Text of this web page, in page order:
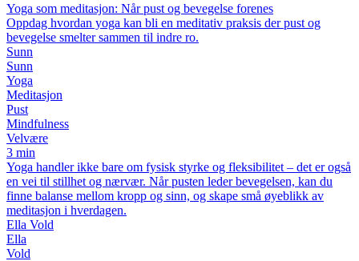
Yoga som meditasjon: Når pust og bevegelse forenes
Oppdag hvordan yoga kan bli en meditativ praksis der pust og
bevegelse smelter sammen til indre ro.
Sunn
Sunn
Yoga
Meditasjon
Pust
Mindfulness
Velvære
3 min
Yoga handler ikke bare om fysisk styrke og fleksibilitet – det er også
en vei til stillhet og nærvær. Når pusten leder bevegelsen, kan du
finne balanse mellom kropp og sinn, og skape små øyeblikk av
meditasjon i hverdagen.
Ella Vold
Ella
Vold